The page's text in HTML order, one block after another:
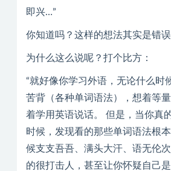
即兴…”
你知道吗？这样的想法其实是错误
为什么这么说呢？打个比方：
“就好像你学习外语，无论什么时
苦背（各种单词语法），想着等
着学用英语说话。 但是，当你真
时候，发现看的那些单词语法根
候支支吾吾、满头大汗、语无伦
的很打击人，甚至让你怀疑自己